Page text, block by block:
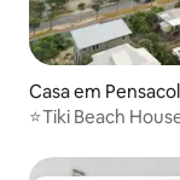
Casa em
⭐️Tiki Beach
atualizada